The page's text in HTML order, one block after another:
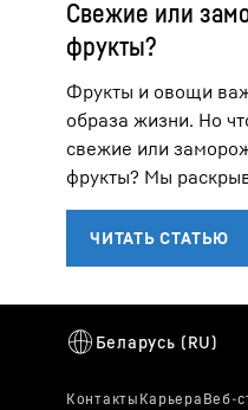
Свежие или
фрукты?
Фрукты и овощи
образа жизни. Но
свежие или
фрукты? Мы